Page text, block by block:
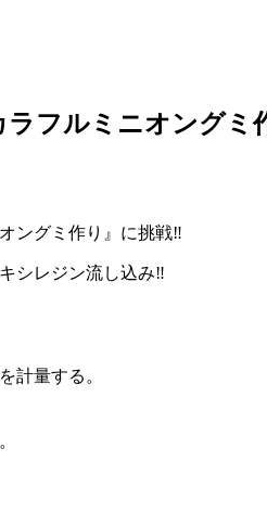
フルミニオングミ
ングミ作り』に挑戦‼️
シレジン流し込み‼️
計量する。